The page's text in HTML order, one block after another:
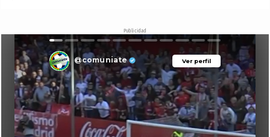
Publicidad
Ver perfil
@comuniate Ver perfil